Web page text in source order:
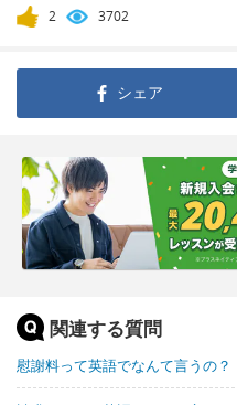
2 3702
シェア
関連する質問
慰謝料って英語でなんて言うの？